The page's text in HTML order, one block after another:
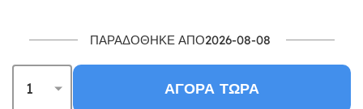
ΠΑΡΑΔΌΘΗΚΕ ΑΠΌ2026-08-08
ΑΓΟΡΆ ΤΏΡΑ